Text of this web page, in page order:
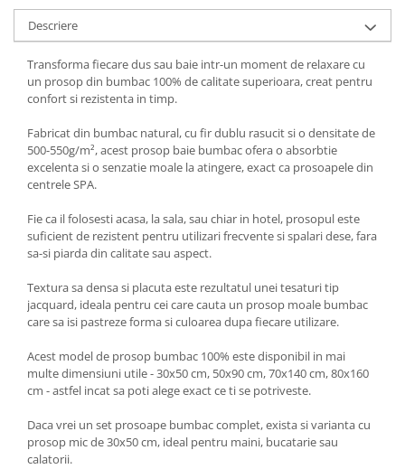
Descriere
Transforma fiecare dus sau baie intr-un moment de relaxare cu
un prosop din bumbac 100% de calitate superioara, creat pentru
confort si rezistenta in timp.
Fabricat din bumbac natural, cu fir dublu rasucit si o densitate de
500-550g/m², acest prosop baie bumbac ofera o absorbtie
excelenta si o senzatie moale la atingere, exact ca prosoapele din
centrele SPA.
Fie ca il folosesti acasa, la sala, sau chiar in hotel, prosopul este
suficient de rezistent pentru utilizari frecvente si spalari dese, fara
sa-si piarda din calitate sau aspect.
Textura sa densa si placuta este rezultatul unei tesaturi tip
jacquard, ideala pentru cei care cauta un prosop moale bumbac
care sa isi pastreze forma si culoarea dupa fiecare utilizare.
Acest model de prosop bumbac 100% este disponibil in mai
multe dimensiuni utile - 30x50 cm, 50x90 cm, 70x140 cm, 80x160
cm - astfel incat sa poti alege exact ce ti se potriveste.
Daca vrei un set prosoape bumbac complet, exista si varianta cu
prosop mic de 30x50 cm, ideal pentru maini, bucatarie sau
calatorii.